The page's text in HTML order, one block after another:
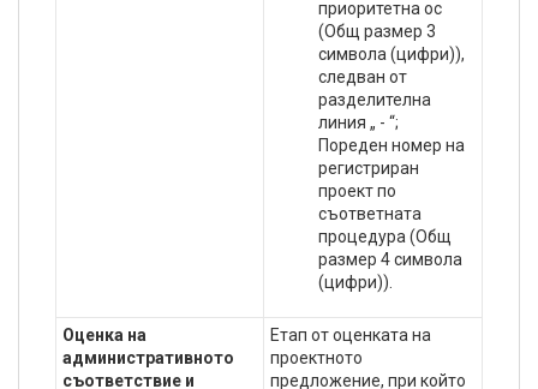
приоритетна ос
(Общ размер 3
символа (цифри)),
следван от
разделителна
линия „ - “;
Пореден номер на
регистриран
проект по
съответната
процедура (Общ
размер 4 символа
(цифри)).
Оценка на
административното
съответствие и
Етап от оценката на
проектното
предложение, при който